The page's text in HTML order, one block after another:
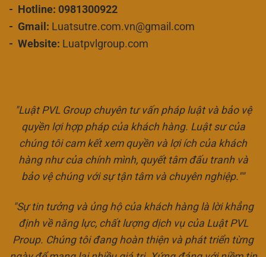
- Hotline: 0981300922
- Gmail: Luatsutre.com.vn@gmail.com
- Website: Luatpvlgroup.com
"Luật PVL Group chuyên tư vấn pháp luật và bảo vệ
quyền lợi hợp pháp của khách hàng. Luật sư của
chúng tôi cam kết xem quyền và lợi ích của khách
hàng như của chính mình, quyết tâm đấu tranh và
bảo vệ chúng với sự tận tâm và chuyên nghiệp.""
"Sự tin tưởng và ủng hộ của khách hàng là lời khẳng
định về năng lực, chất lượng dịch vụ của Luật PVL
Proup. Chúng tôi đang hoàn thiện và phát triển từng